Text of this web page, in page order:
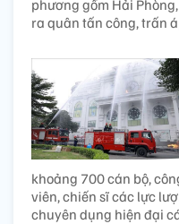
phương gồm Hải
ra quân tấn công, trấn
khoảng 700 cán bộ,
viên, chiến sĩ các lực
chuyên dụng hiện đại